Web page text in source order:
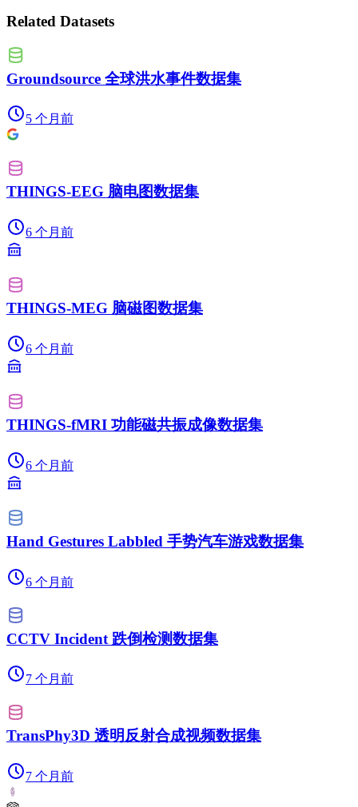
Related Datasets
Groundsource 全球洪水事件数据集
5 个月前
THINGS-EEG 脑电图数据集
6 个月前
THINGS-MEG 脑磁图数据集
6 个月前
THINGS-fMRI 功能磁共振成像数据集
6 个月前
Hand Gestures Labbled 手势汽车游戏数据集
6 个月前
CCTV Incident 跌倒检测数据集
7 个月前
TransPhy3D 透明反射合成视频数据集
7 个月前